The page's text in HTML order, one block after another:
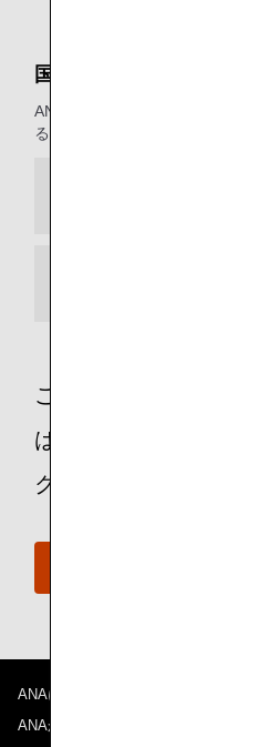
国際線のサービス
ANA便名で他社が運航する便お
る便における主なサービス提供。
ご不明な点や、ご不安
は、ANAおからだの不
クに遠慮なくお問い合
ANAについて
ANAからのお知らせ